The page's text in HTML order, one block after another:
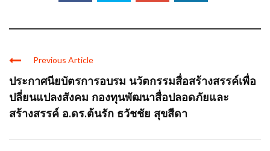
Previous Article
ประกาศนียบัตรการอบรม นวัตกรรมสื่อสร้างสรรค์เพื่อ
ปลี่ยนแปลงสังคม กองทุนพัฒนาสื่อปลอดภัยและ
สร้างสรรค์ อ.ดร.ต้นรัก ธวัชชัย สุขสีดา